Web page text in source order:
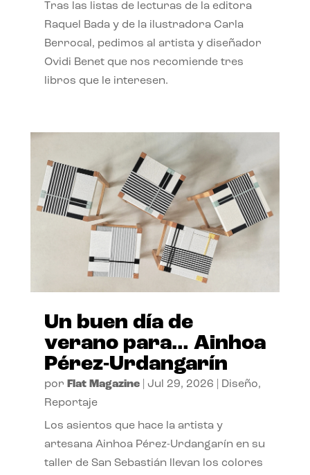
Tras las listas de lecturas de la editora
Raquel Bada y de la ilustradora Carla
Berrocal, pedimos al artista y diseñador
Ovidi Benet que nos recomiende tres
libros que le interesen.
Un buen día de
verano para… Ainhoa
Pérez-Urdangarín
por Flat Magazine| Jul 29, 2026 Diseño,
Reportaje
Los asientos que hace la artista y
artesana Ainhoa Pérez-Urdangarín en su
taller de San Sebastián llevan los colores